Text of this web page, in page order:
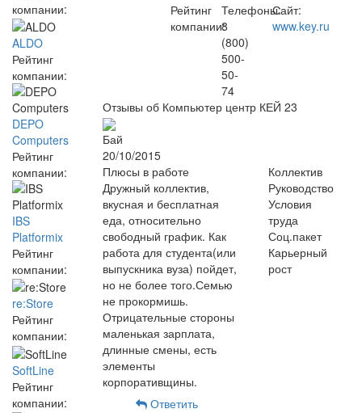
компании:
ALDO
Рейтинг
компании:
DEPO
Computers
Рейтинг
компании:
IBS
Platformix
Рейтинг
компании:
re:Store
Рейтинг
компании:
SoftLine
Рейтинг
компании:
Рейтинг
компании:
Телефоны:
8
(800)
500-
50-
74
Сайт:
www.key.ru
Отзывы об Компьютер центр КЕЙ 23
Бай
20/10/2015
Плюсы в работе
Дружный коллектив,
вкусная и бесплатная
еда, относительно
свободный график. Как
работа для студента(или
выпускника вуза) пойдет,
но не более того.Семью
не прокормишь.
Отрицательные стороны
маленькая зарплата,
длинные смены, есть
элементы
корпоративщины.
Коллектив
Руководство
Условия
труда
Соц.пакет
Карьерный
рост
Ответить